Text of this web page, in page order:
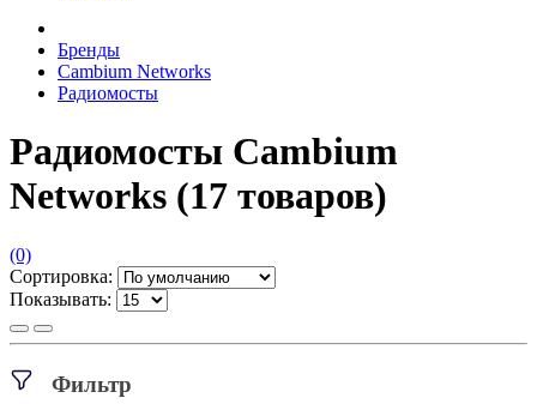
Бренды
Cambium Networks
Радиомосты
Радиомосты Cambium
Networks (17 товаров)
(0)
Сортировка:
Показывать:
Фильтр